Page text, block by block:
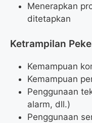
Menerapkan
ditetapkan
Ketrampilan
Kemampuan
Kemampuan
Penggunaan
alarm, dll.)
Penggunaan